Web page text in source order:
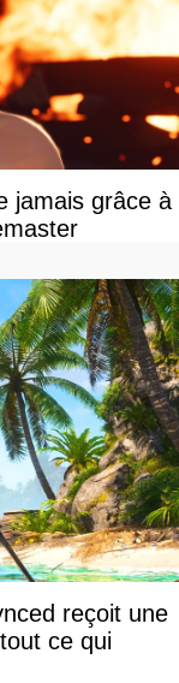
jamais grâce à
reçoit une
ce qui